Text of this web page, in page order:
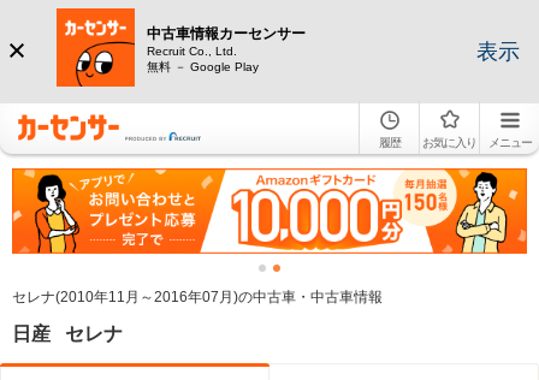
中古車情報カーセンサー
Recruit Co., Ltd.
無料 － Google Play
表示
履歴 お気に入り メニュー
セレナ(2010年11月～2016年07月)の中古車・中古車情報
日産 セレナ